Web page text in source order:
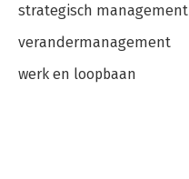
strategisch management
verandermanagement
werk en loopbaan